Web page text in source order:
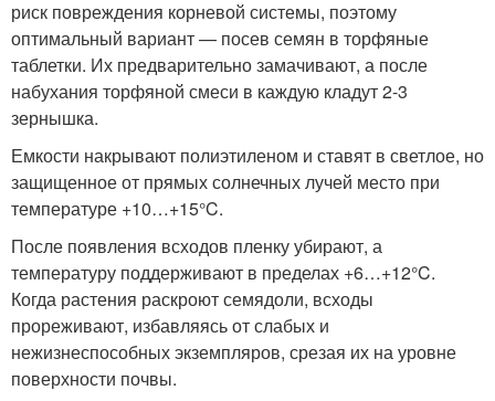
риск повреждения корневой системы, поэтому
оптимальный вариант — посев семян в торфяные
таблетки. Их предварительно замачивают, а после
набухания торфяной смеси в каждую кладут 2-3
зернышка.
Емкости накрывают полиэтиленом и ставят в светлое, но
защищенное от прямых солнечных лучей место при
температуре +10…+15°C.
После появления всходов пленку убирают, а
температуру поддерживают в пределах +6…+12°C.
Когда растения раскроют семядоли, всходы
прореживают, избавляясь от слабых и
нежизнеспособных экземпляров, срезая их на уровне
поверхности почвы.